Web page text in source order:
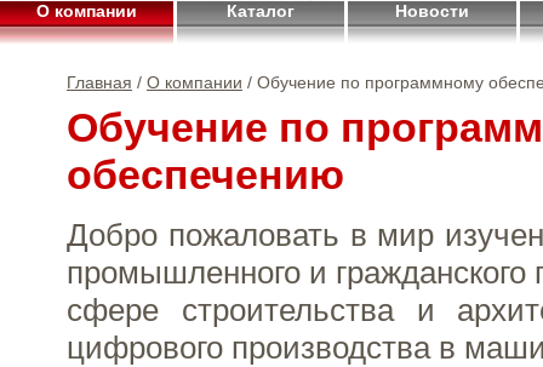
О компании Каталог Новости
Главная / О компании / Обучение по программному
Обучение по
обеспечению
Добро пожаловать в мир
промышленного и гражданского
сфере строительства и
цифрового производства в